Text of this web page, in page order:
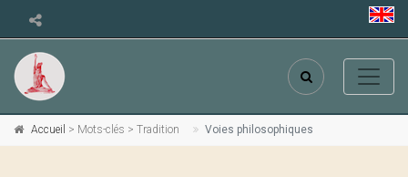
Accueil > Mots-clés > Tradition Voies philosophiques